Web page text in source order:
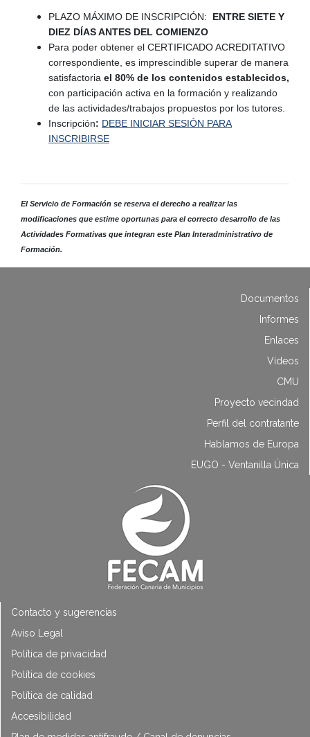
PLAZO MÁXIMO DE INSCRIPCIÓN:
ENTRE SIETE Y
DIEZ DÍAS ANTES DEL COMIENZO
Para poder obtener el CERTIFICADO ACREDITATIVO
correspondiente, es imprescindible superar de manera
satisfactoria el 80% de los contenidos establecidos,
con participación activa en la formación y realizando
de las actividades/trabajos propuestos por los tutores.
Inscripción: DEBE INICIAR SESIÓN PARA
INSCRIBIRSE
El Servicio de Formación se reserva el derecho a realizar las
modificaciones que estime oportunas para el correcto desarrollo de las
Actividades Formativas que integran este Plan Interadministrativo de
Formación.
Documentos
Informes
Enlaces
Vídeos
CMU
Proyecto vecindad
Perfil del contratante
Hablamos de Europa
EUGO - Ventanilla Única
Contacto y sugerencias
Aviso Legal
Política de privacidad
Política de cookies
Política de calidad
Accesibilidad